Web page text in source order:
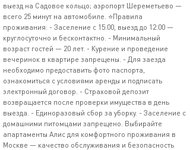
выезд на Садовое кольцо; аэропорт Шереметьево —
всего 25 минут на автомобиле. ⭐️Правила
проживания: - Заселение с 15:00, выезд до 12:00 —
круглосуточно и бесконтактно. - Минимальный
возраст гостей — 20 лет. - Курение и проведение
вечеринок в квартире запрещены. - Для заезда
необходимо предоставить фото паспорта,
ознакомиться с условиями аренды и подписать
электронный договор. - Страховой депозит
возвращается после проверки имущества в день
выезда. - Единоразовый сбор за уборку. - Заселение с
домашними питомцами запрещено. Выбирайте
апартаменты Алис для комфортного проживания в
Москве — качество обслуживания и безопасность